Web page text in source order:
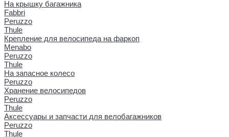
На крышку багажника
Fabbri
Peruzzo
Thule
Крепление для велосипеда на фаркоп
Menabo
Peruzzo
Thule
На запасное колесо
Peruzzo
Хранение велосипедов
Peruzzo
Thule
Аксессуары и запчасти для велобагажников
Peruzzo
Thule